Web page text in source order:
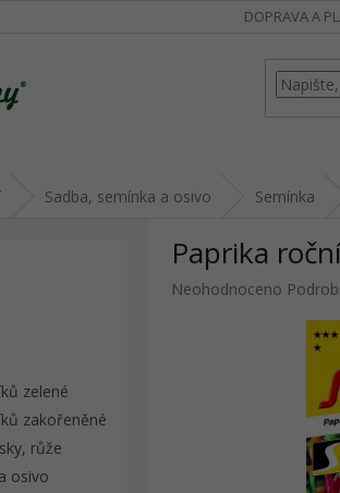
DOPRAVA A
Sadba, semínka a osivo Semínka
zelené
zakořeněné
růže
osivo
Paprika
Průměrné
Neohodnoceno